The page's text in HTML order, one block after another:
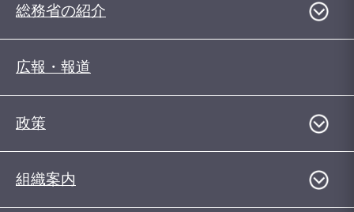
総務省の紹介
広報・報道
政策
組織案内